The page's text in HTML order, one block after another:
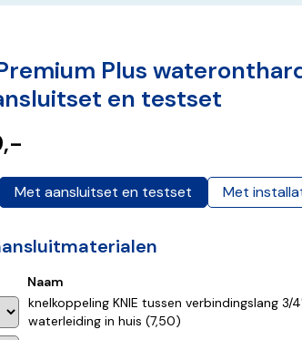
Plus
en testset
Met aansluitset en testset Met
Naam
knelkoppeling KNIE tussen verbindingslang 3/
waterleiding in huis (7,50)